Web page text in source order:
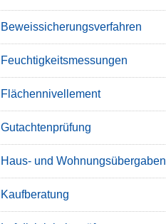
Beweissicherungsverfahren
Feuchtigkeitsmessungen
Flächennivellement
Gutachtenprüfung
Haus- und Wohnungsübergaben
Kaufberatung